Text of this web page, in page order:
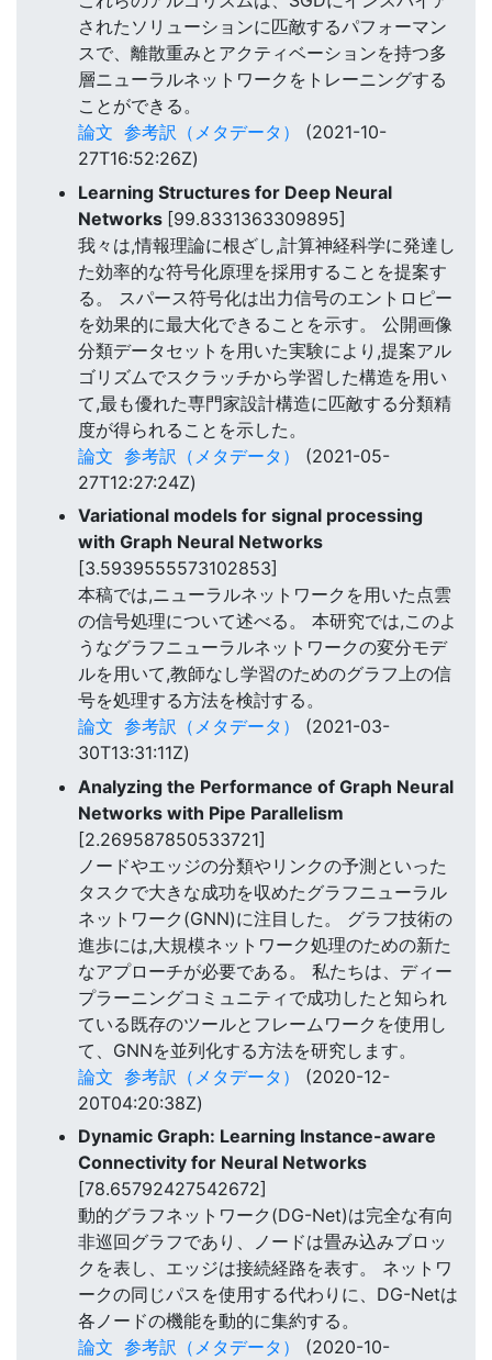
されたソリューションに匹敵するパフォーマン
スで、離散重みとアクティベーションを持つ多
層ニューラルネットワークをトレーニングする
ことができる。
論文 参考訳（メタデータ）
(2021-10-
27T16:52:26Z)
Learning Structures for Deep Neural
Networks [99.8331363309895]
我々は,情報理論に根ざし,計算神経科学に発達し
た効率的な符号化原理を採用することを提案す
る。 スパース符号化は出力信号のエントロピー
を効果的に最大化できることを示す。 公開画像
分類データセットを用いた実験により,提案アル
ゴリズムでスクラッチから学習した構造を用い
て,最も優れた専門家設計構造に匹敵する分類精
度が得られることを示した。
論文 参考訳（メタデータ）
(2021-05-
27T12:27:24Z)
Variational models for signal processing
with Graph Neural Networks
[3.5939555573102853]
本稿では,ニューラルネットワークを用いた点雲
の信号処理について述べる。 本研究では,このよ
うなグラフニューラルネットワークの変分モデ
ルを用いて,教師なし学習のためのグラフ上の信
号を処理する方法を検討する。
論文 参考訳（メタデータ）
(2021-03-
30T13:31:11Z)
Analyzing the Performance of Graph Neural
Networks with Pipe Parallelism
[2.269587850533721]
ノードやエッジの分類やリンクの予測といった
タスクで大きな成功を収めたグラフニューラル
ネットワーク(GNN)に注目した。 グラフ技術の
進歩には,大規模ネットワーク処理のための新た
なアプローチが必要である。 私たちは、ディー
プラーニングコミュニティで成功したと知られ
ている既存のツールとフレームワークを使用し
て、GNNを並列化する方法を研究します。
論文 参考訳（メタデータ）
(2020-12-
20T04:20:38Z)
Dynamic Graph: Learning Instance-aware
Connectivity for Neural Networks
[78.65792427542672]
動的グラフネットワーク(DG-Net)は完全な有向
非巡回グラフであり、ノードは畳み込みブロッ
クを表し、エッジは接続経路を表す。 ネットワ
ークの同じパスを使用する代わりに、DG-Netは
各ノードの機能を動的に集約する。
論文 参考訳（メタデータ）
(2020-10-